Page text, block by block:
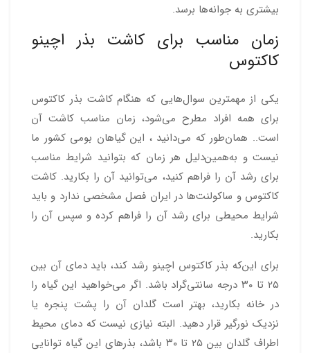
بیشتری به جوانه‌ها برسد.
زمان مناسب برای کاشت بذر اچینو
کاکتوس
یکی از مهمترین سوال‌‌هایی که هنگام کاشت بذر کاکتوس
برای همه افراد مطرح می‌شود، زمان مناسب کاشت آن
است.. همان‌طور که می‌دانید ، این گیاهان بومی کشور ما
نیست و به‌همین‌دلیل هر زمان که بتوانید شرایط مناسب
برای رشد آن را فراهم کنید، می‌توانید آن را بکارید. کاشت
کاکتوس و ساکولنت‌ها در ایران فصل مشخصی ندارد و باید
شرایط محیطی برای رشد آن را فراهم کرده و سپس آن را
بکارید.
برای این‌که بذر کاکتوس اچینو رشد کند، باید دمای آن بین
۲۵ تا ۳۰ درجه سانتی‌گراد باشد. اگر می‌خواهید این گیاه را
در خانه بکارید،‌ بهتر است گلدان آن را پشت پنجره یا
نزدیک نورگیر قرار دهید. البته نیازی نیست که دمای محیط
اطراف گلدان بین ۲۵ تا ۳۰ باشد، بذرهای این گیاه توانایی